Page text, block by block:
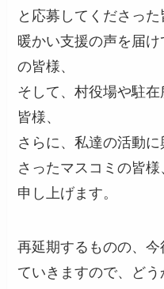
と応募してくださった
暖かい支援の声を届
の皆様、
そして、村役場や駐
皆様、
さらに、私達の活動
さったマスコミの皆
申し上げます。
再延期するものの、
ていきますので、ど